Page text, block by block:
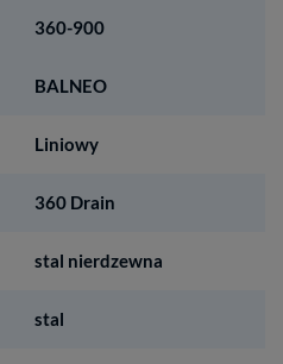
360-900
BALNEO
Liniowy
360 Drain
stal nierdzewna
stal